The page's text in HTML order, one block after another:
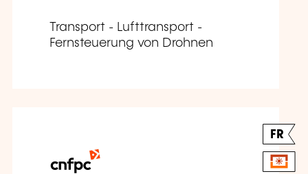
Transport - Lufttransport -
Fernsteuerung von Drohnen
FR